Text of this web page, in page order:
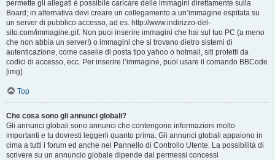
permette gli allegati è possibile caricare delle immagini direttamente sulla
Board; in alternativa devi creare un collegamento a un’immagine ospitata su
un server di pubblico accesso, ad es. http://www.indirizzo-del-
sito.com/immagine.gif. Non puoi inserire immagini che hai sul tuo PC (a meno
che non abbia un server!) o immagini che si trovano dietro sistemi di
autenticazione, come caselle di posta tipo yahoo o hotmail, siti protetti da
codici di accesso, ecc. Per inserire l’immagine, puoi usare il comando BBCode
[img].
Top
Che cosa sono gli annunci globali?
Gli annunci globali sono annunci che contengono informazioni molto
importanti e tu dovresti leggerli quanto prima. Gli annunci globali appaiono in
cima a tutti i forum ed anche nel Pannello di Controllo Utente. La possibilità di
scrivere su un annuncio globale dipende dai permessi concessi